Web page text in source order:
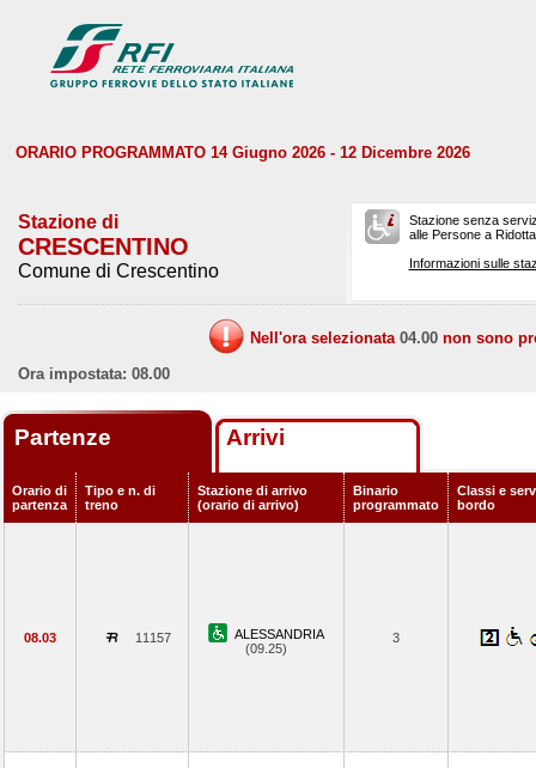
ORARIO PROGRAMMATO 14 Giugno 2026 - 12 Dicembre 2026
Stazione di
CRESCENTINO
Comune di Crescentino
Stazione senza
alle Persone a
Informazioni sulle
Nell'ora selezionata 04.00 non sono
Ora impostata: 08.00
Partenze Arrivi
Orario di
partenza
Tipo e n. di
treno
Stazione di arrivo
(orario di arrivo)
Binario
programmato
Classi e
bordo
08.03 11157
ALESSANDRIA
(09.25)
3